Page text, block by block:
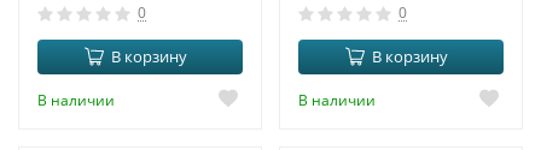
0
В корзину
В наличии
0
В корзину
В наличии